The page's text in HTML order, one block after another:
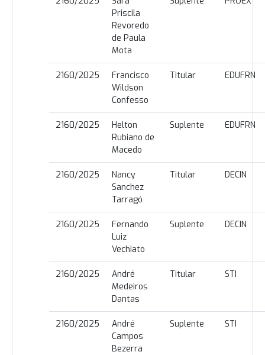
Priscila
Revoredo
de Paula
Mota
2160/2025
Francisco
Wildson
Confesso
Titular EDUFRN
2160/2025
Helton
Rubiano de
Macedo
Suplente EDUFRN
2160/2025
Nancy
Sanchez
Tarragó
Titular DECIN
2160/2025
Fernando
Luiz
Vechiato
Suplente DECIN
2160/2025
André
Medeiros
Dantas
Titular STI
2160/2025
André
Campos
Bezerra
Suplente STI